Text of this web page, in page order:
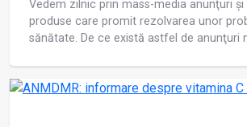
Vedem zilnic prin mass-media anunţuri și
produse care promit rezolvarea unor
sănătate. De ce există astfel de anunţuri